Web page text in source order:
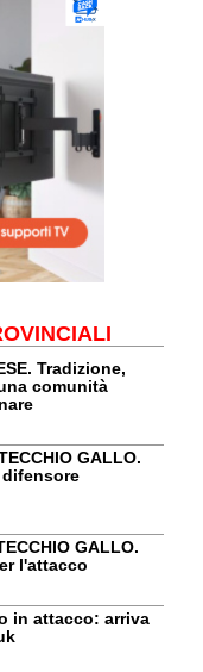
Tradizione,
comunità
GALLO.
difensore
GALLO.
l'attacco
in attacco: arriva